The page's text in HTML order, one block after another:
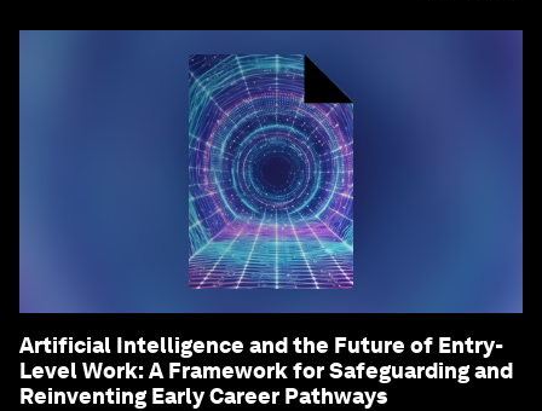
Artificial Intelligence and the Future of Entry-
Level Work: A Framework for Safeguarding and
Reinventing Early Career Pathways